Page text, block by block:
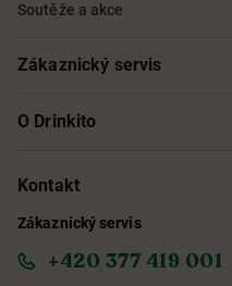
Soutěže a akce
Zákaznický servis
Sledování objednávky
Obchodní podmínky
Ochrana osobních údajů
O Drinkito
O nás
Informace o přístupnosti služby
Kontakt
Zákaznický servis
+420 377 419 001